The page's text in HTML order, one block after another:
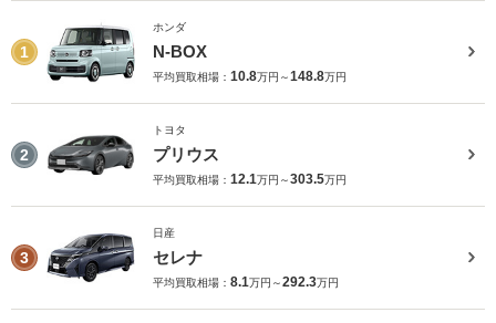
1
ホンダ
N-BOX
平均買取相場： 10.8万円～148.8万円
2
トヨタ
プリウス
平均買取相場： 12.1万円～303.5万円
3
日産
セレナ
平均買取相場： 8.1万円～292.3万円